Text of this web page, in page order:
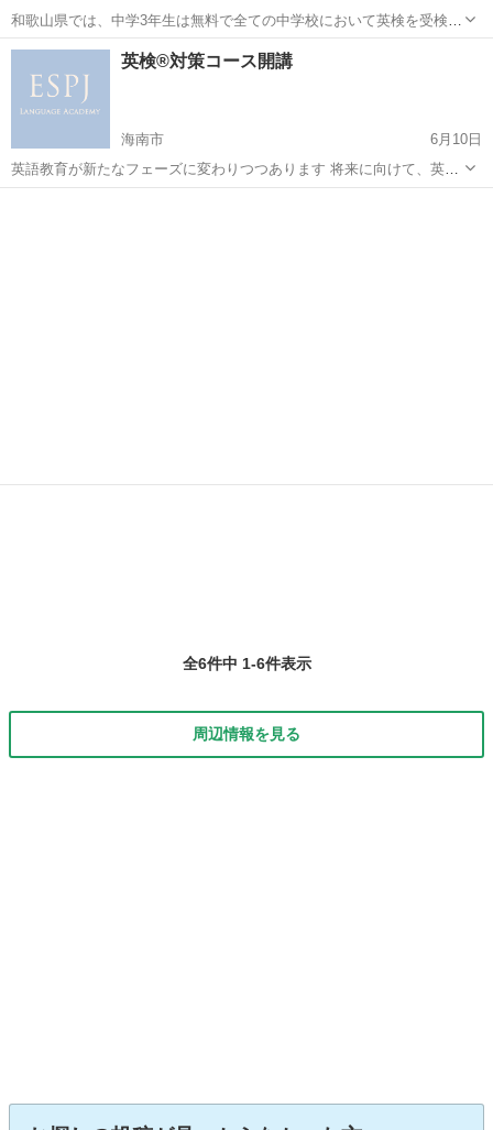
和歌山県では、中学3年生は無料で全ての中学校において英検を受検し
ます。せっかく受けるなら、合格を目指して準備しましょう！ もちろ
ん、中学生に限らず指導します。 英検５級から1級までの学習指導を
します。 2級〜５級は日本人講...
和歌山 岩出市 英検
英検®対策コース開講
海南市
6月10日
英語教育が新たなフェーズに変わりつつあります 将来に向けて、英検
®にチャレンジしようとお考えのみなさまを応援いたします 詳しく
全6件中 1-6件表示
周辺情報を見る